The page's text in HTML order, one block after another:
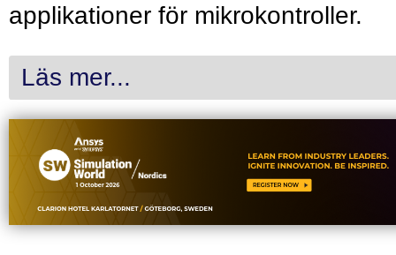
applikationer för mikrokontroller.
Läs mer...